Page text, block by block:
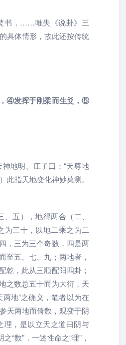
书，……唯失《说卦》三
具体情形，故此还按传统
④发挥于刚柔而生爻，⑤
地明。庄子曰：“天尊地
此指天地变化神妙莫测。
五），地得两合（二、
为三十，以地二乘之为二
，三为三个奇数，四是两
至五、七、九；两地者，
乾，此从三顺配阳四卦；
之数总五十而为大衍，天
地”之确义，笔者以为在
天两地而倚数，观变于阴
，是以立天之道曰阴与
“数”，一述性命之“理”，